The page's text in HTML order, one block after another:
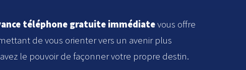
téléphone gratuite immédiatevous offre
de vous orienter vers un avenir plus
le pouvoir de façonner votre propre destin.